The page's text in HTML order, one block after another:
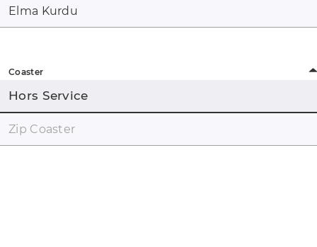
Elma Kurdu
Coaster
Hors Service
Zip Coaster